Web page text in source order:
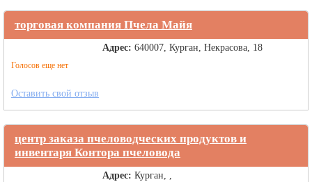
торговая компания Пчела Майя
Голосов еще нет
Адрес: 640007, Курган, Некрасова, 18
Оставить свой отзыв
центр заказа пчеловодческих продуктов и
инвентаря Контора пчеловода
Адрес: Курган, ,